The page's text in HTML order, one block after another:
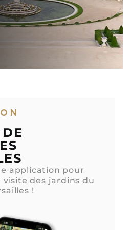
application pour
des jardins du
!